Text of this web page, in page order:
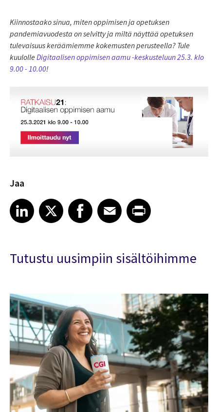
Kiinnostaako sinua, miten oppimisen ja opetuksen
pandemiavuodesta on selvitty ja miltä näyttää opetuksen
tulevaisuus keräämiemme kokemusten perusteella? Tule
kuulolle Digitaalisen oppimisen aamu -keskusteluun 25.3. klo
9.00 - 10.00!
Jaa
Share article on LinkedIn
LinkedIn
Share article on XShare article on Facebook
Facebook
Share article on Email
EmailShare article on Print
Tutustu uusimpiin sisältöihimme